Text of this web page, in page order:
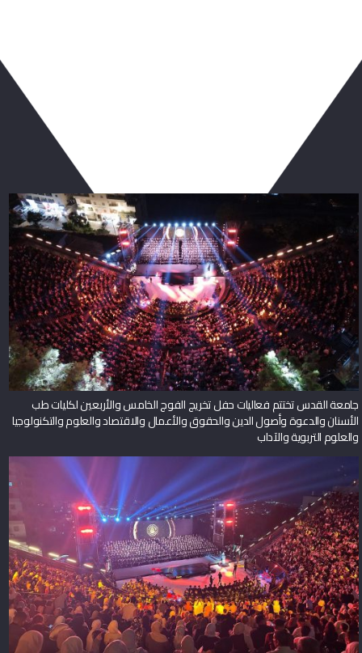
جامعة القدس تختتم فعاليات حفل تخريج الفوج الخامس والأربعين لكليات طب
الأسنان والدعوة وأصول الدين والحقوق والأعمال والاقتصاد والعلوم والتكنولوجيا
والعلوم التربوية والآداب